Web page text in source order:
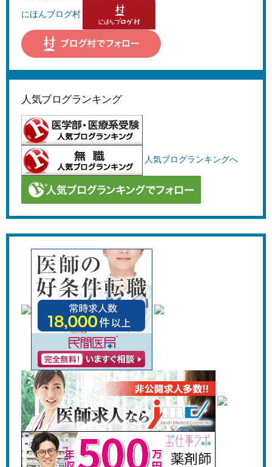
にほんブログ村
人気ブログランキング
人気ブログランキングへ